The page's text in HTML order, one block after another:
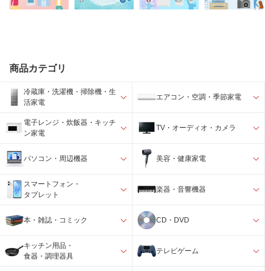
商品カテゴリ
冷蔵庫・洗濯機・掃除機・生
活家電
エアコン・空調・季節家電
電子レンジ・炊飯器・キッチ
ン家電
TV・オーディオ・カメラ
パソコン・周辺機器 美容・健康家電
スマートフォン・
タブレット
楽器・音響機器
本・雑誌・コミック CD・DVD
キッチン用品・
食器・調理器具
テレビゲーム